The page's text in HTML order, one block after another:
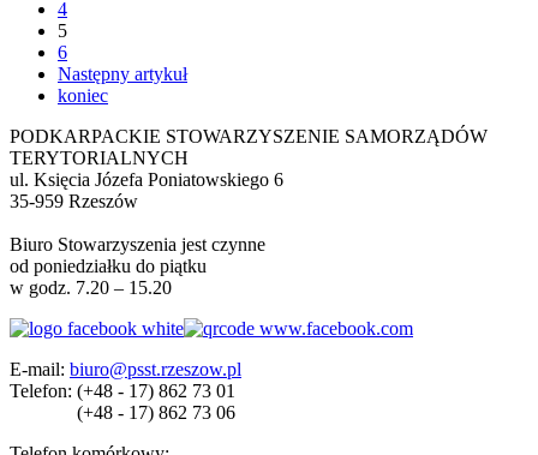
4
5
6
Następny artykuł
koniec
PODKARPACKIE STOWARZYSZENIE SAMORZĄDÓW
TERYTORIALNYCH
ul. Księcia Józefa Poniatowskiego 6
35-959 Rzeszów
Biuro Stowarzyszenia jest czynne
od poniedziałku do piątku
w godz. 7.20 – 15.20
E-mail: biuro@psst.rzeszow.pl
Telefon: (+48 - 17) 862 73 01
(+48 - 17) 862 73 06